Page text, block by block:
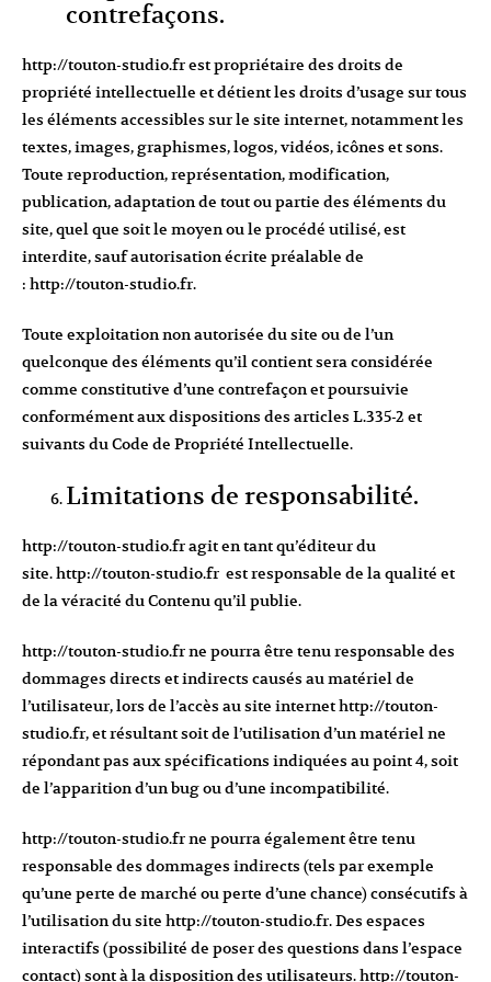
contrefaçons.
http://touton-studio.frest propriétaire des droits de
propriété intellectuelle et détient les droits d’usage sur tous
les éléments accessibles sur le site internet, notamment les
textes, images, graphismes, logos, vidéos, icônes et sons.
Toute reproduction, représentation, modification,
publication, adaptation de tout ou partie des éléments du
site, quel que soit le moyen ou le procédé utilisé, est
interdite, sauf autorisation écrite préalable de
: http://touton-studio.fr.
Toute exploitation non autorisée du site ou de l’un
quelconque des éléments qu’il contient sera considérée
comme constitutive d’une contrefaçon et poursuivie
conformément aux dispositions des articles L.335-2 et
suivants du Code de Propriété Intellectuelle.
Limitations de responsabilité.
http://touton-studio.fragit en tant qu’éditeur du
site.http://touton-studio.fr est responsable de la qualité et
de la véracité du Contenu qu’il publie.
http://touton-studio.frne pourra être tenu responsable des
dommages directs et indirects causés au matériel de
l’utilisateur, lors de l’accès au site internethttp://touton-
studio.fr, et résultant soit de l’utilisation d’un matériel ne
répondant pas aux spécifications indiquées au point 4, soit
de l’apparition d’un bug ou d’une incompatibilité.
http://touton-studio.frne pourra également être tenu
responsable des dommages indirects (tels par exemple
qu’une perte de marché ou perte d’une chance) consécutifs à
l’utilisation du site http://touton-studio.fr. Des espaces
interactifs (possibilité de poser des questions dans l’espace
contact) sont à la disposition des utilisateurs.http://touton-